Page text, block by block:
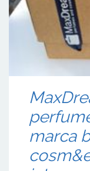
marca